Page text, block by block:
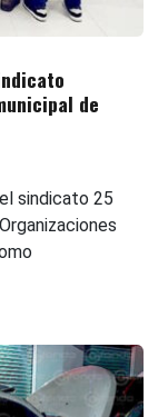
de
sindicato 25